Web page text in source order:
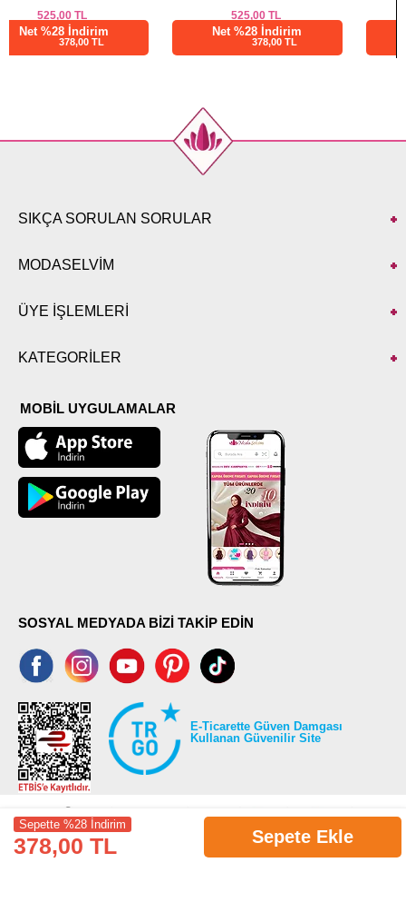
Sepette %28 İndirim
378,00 TL Sepete Ekle
525,00
Net %28 İndirim
3.531,28
Net %76 İndirim
SIKÇA SORULAN SORULAR
MODASELVİM
ÜYE İŞLEMLERİ
KATEGORİLER
MOBİL UYGULAMALAR
SOSYAL MEDYADA BİZİ TAKİP EDİN
E-Ticarette Güven Damgası
Kullanan Güvenilir Site
©2026 Tüm modaselvim.com hakları saklıdır.